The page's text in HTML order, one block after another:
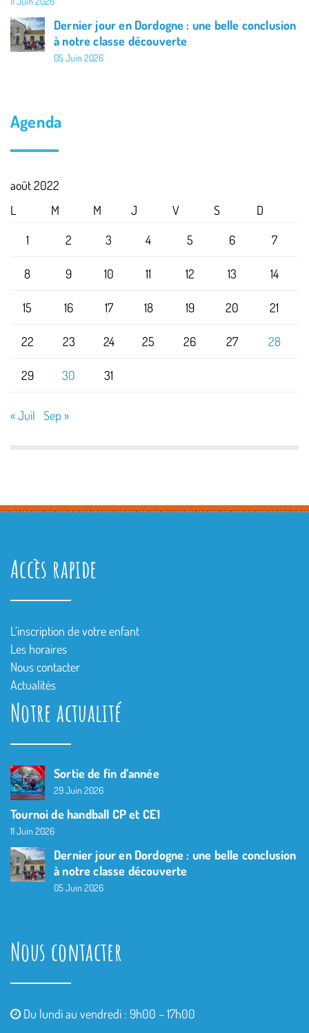
Dernier jour en Dordogne : une belle conclusion
à notre classe découverte
05 Juin 2026
Agenda
août 2022
L
M M J V S
D
1
2 3 4 5 6 7
8 9 10 11 12 13 14
15 16 17 18 19 20 21
22 23 24 25 26 27 28
29 30 31
« Juil Sep »
Accès rapide
L’inscription de votre enfant
Les horaires
Nous contacter
Actualités
Notre actualité
Sortie de fin d’année
29 Juin 2026
Tournoi de handball CP et CE1
11 Juin 2026
Dernier jour en Dordogne : une belle conclusion
à notre classe découverte
05 Juin 2026
Nous contacter
Du lundi au vendredi : 9h00 – 17h00